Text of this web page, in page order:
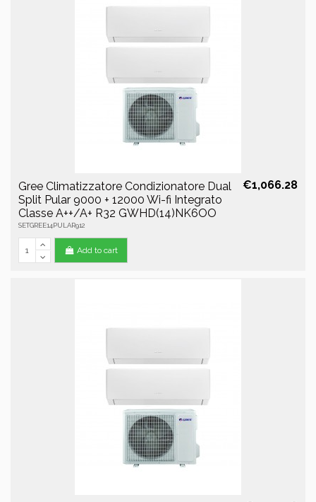
Gree Climatizzatore Condizionatore Dual
Split Pular 9000 + 12000 Wi-fi Integrato
Classe A++/A+ R32 GWHD(14)NK6OO
SETGREE14PULAR912
€1,066.28
Add to cart